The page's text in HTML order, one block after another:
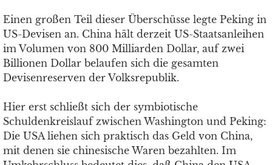
Einen großen Teil dieser Überschüsse legte Peking in
US-Devisen an. China hält derzeit US-Staatsanleihen
im Volumen von 800 Milliarden Dollar, auf zwei
Billionen Dollar belaufen sich die gesamten
Devisenreserven der Volksrepublik.
Hier erst schließt sich der symbiotische
Schuldenkreislauf zwischen Wa­shington und Peking:
Die USA liehen sich praktisch das Geld von China,
mit denen sie chinesische Waren bezahlten. Im